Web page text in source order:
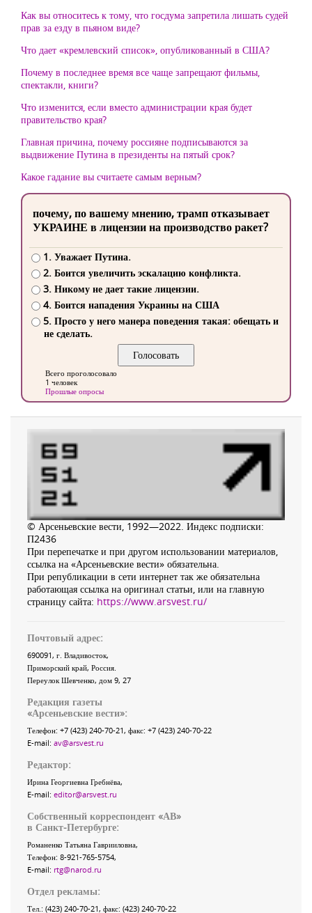
Как вы относитесь к тому, что госдума запретила лишать судей
прав за езду в пьяном виде?
Что дает «кремлевский список», опубликованный в США?
Почему в последнее время все чаще запрещают фильмы,
спектакли, книги?
Что изменится, если вместо администрации края будет
правительство края?
Главная причина, почему россияне подписываются за
выдвижение Путина в президенты на пятый срок?
Какое гадание вы считаете самым верным?
почему, по вашему мнению, трамп отказывает
УКРАИНЕ в лицензии на производство ракет?
1. Уважает Путина.
2. Боится увеличить эскалацию конфликта.
3. Никому не дает такие лицензии.
4. Боится нападения Украины на США
5. Просто у него манера поведения такая: обещать и
не сделать.
Всего проголосовало
1 человек
Прошлые опросы
© Арсеньевские вести, 1992—2022. Индекс подписки:
П2436
При перепечатке и при другом использовании материалов,
ссылка на «Арсеньевские вести» обязательна.
При републикации в сети интернет так же обязательна
работающая ссылка на оригинал статьи, или на главную
страницу сайта: https://www.arsvest.ru/
Почтовый адрес:
690091, г. Владивосток,
Приморский край, Россия
Переулок Шевченко, дом 9, 27
Редакция газеты
«Арсеньевские вести»:
Телефон: +7 (423) 240-70-21, факс: +7 (423) 240-70-22
E-mail: av@arsvest.ru
Редактор:
Ирина Георгиевна Гребнёва,
E-mail: editor@arsvest.ru
Собственный корреспондент «АВ»
в Санкт-Петербурге:
Романенко Татьяна Гаврииловна,
Телефон: 8-921-765-5754,
E-mail: rtg@narod.ru
Отдел рекламы:
Тел.: (423) 240-70-21, факс: (423) 240-70-22